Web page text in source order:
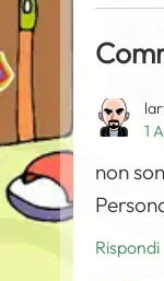
1
non
Rispondi